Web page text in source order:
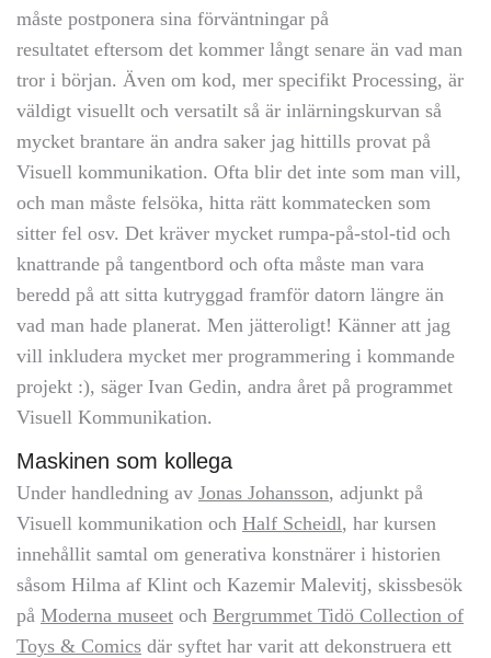
måste postponera sina förväntningar på
resultatet eftersom det kommer långt senare än vad man
tror i början. Även om kod, mer specifikt Processing, är
väldigt visuellt och versatilt så är inlärningskurvan så
mycket brantare än andra saker jag hittills provat på
Visuell kommunikation. Ofta blir det inte som man vill,
och man måste felsöka, hitta rätt kommatecken som
sitter fel osv. Det kräver mycket rumpa-på-stol-tid och
knattrande på tangentbord och ofta måste man vara
beredd på att sitta kutryggad framför datorn längre än
vad man hade planerat. Men jätteroligt! Känner att jag
vill inkludera mycket mer programmering i kommande
projekt :), säger Ivan Gedin, andra året på programmet
Visuell Kommunikation.
Maskinen som kollega
Under handledning av Jonas Johansson, adjunkt på
Visuell kommunikation och Half Scheidl, har kursen
innehållit samtal om generativa konstnärer i historien
såsom Hilma af Klint och Kazemir Malevitj, skissbesök
på Moderna museet och Bergrummet Tidö Collection of
Toys & Comics där syftet har varit att dekonstruera ett